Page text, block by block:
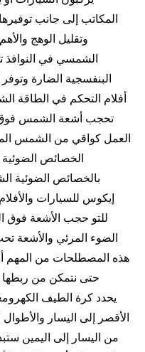
المكاتب إلى جانب
وتقليل الوهج
البنفسجية الضارة وتوفر
تحجب أشعة الشمس فوق
العمل كواقي من الشمس
الخصائص الضوئية
بالخصائص الضوئية
إيكوس للسيارات
للتو حجب الأشعة فوق
الضوء المرئي والأشعة
هذه المصطلحات من المهم
حتى نتمكن من
الأقصر إلى اليسار والأطوال
من اليسار إلى اليمين